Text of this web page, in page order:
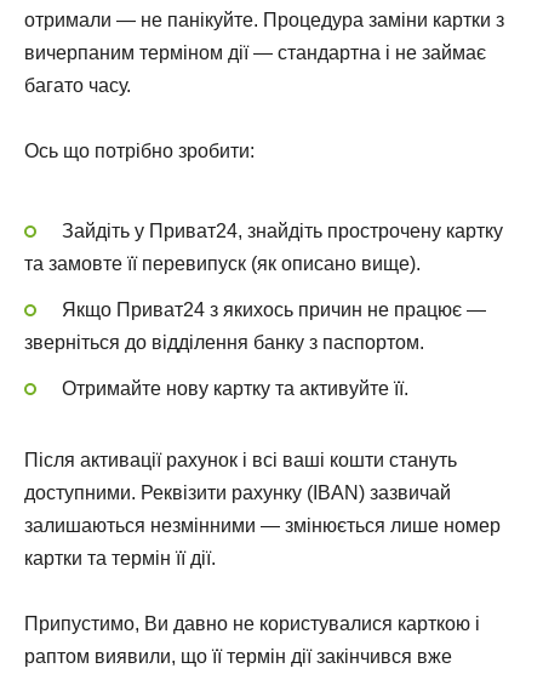
отримали — не панікуйте. Процедура заміни картки з
вичерпаним терміном дії — стандартна і не займає
багато часу.
Ось що потрібно зробити:
Зайдіть у Приват24, знайдіть прострочену картку
та замовте її перевипуск (як описано вище).
Якщо Приват24 з якихось причин не працює —
зверніться до відділення банку з паспортом.
Отримайте нову картку та активуйте її.
Після активації рахунок і всі ваші кошти стануть
доступними. Реквізити рахунку (IBAN) зазвичай
залишаються незмінними — змінюється лише номер
картки та термін її дії.
Припустимо, Ви давно не користувалися карткою і
раптом виявили, що її термін дії закінчився вже